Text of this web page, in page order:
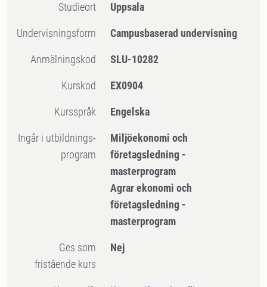
Studieort Uppsala
Undervisningsform Campusbaserad undervisning
Anmälningskod SLU-10282
Kurskod EX0904
Kursspråk Engelska
Ingår i utbildnings-
program
Miljöekonomi och
företagsledning -
masterprogram
Agrar ekonomi och
företagsledning -
masterprogram
Ges som
fristående kurs
Nej